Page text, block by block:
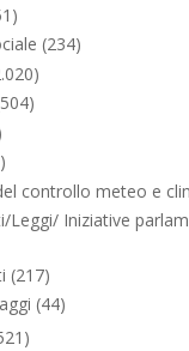
(234)
controllo meteo e
Leggi/ Iniziative
(217)
(44)